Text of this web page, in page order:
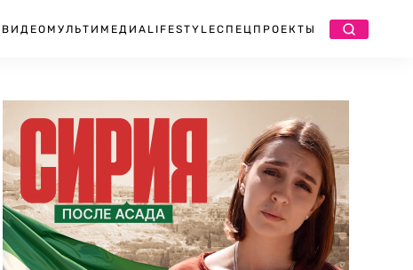
ВИДЕО МУЛЬТИМЕДИА LIFESTYLEСПЕЦПРОЕКТЫ